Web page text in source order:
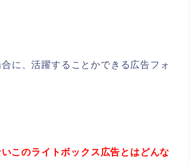
に、活躍することかできる広告フォ
このライトボックス広告とはどんな